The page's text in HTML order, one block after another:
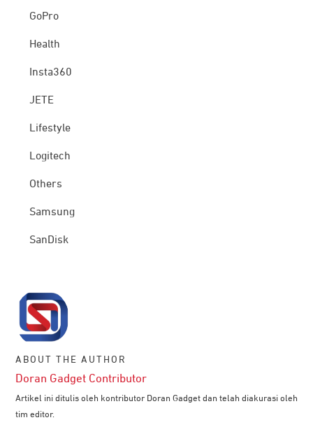
GoPro
Health
Insta360
JETE
Lifestyle
Logitech
Others
Samsung
SanDisk
ABOUT THE AUTHOR
Doran Gadget Contributor
Artikel ini ditulis oleh kontributor Doran Gadget dan telah diakurasi oleh
tim editor.